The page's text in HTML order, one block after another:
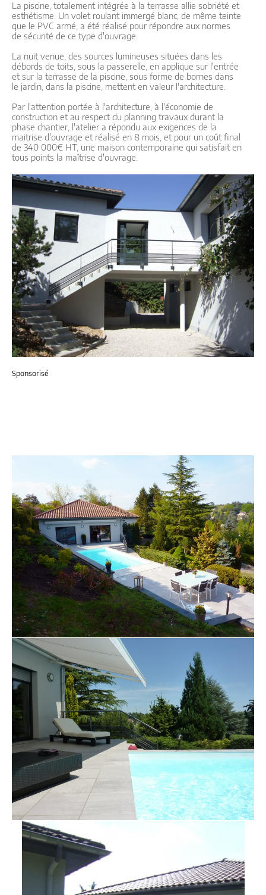
La piscine, totalement intégrée à la terrasse allie sobriété et
esthétisme. Un volet roulant immergé blanc, de même teinte
que le PVC armé, a été réalisé pour répondre aux normes
de sécurité de ce type d'ouvrage.
La nuit venue, des sources lumineuses situées dans les
débords de toits, sous la passerelle, en applique sur l'entrée
et sur la terrasse de la piscine, sous forme de bornes dans
le jardin, dans la piscine, mettent en valeur l'architecture.
Par l'attention portée à l'architecture, à l'économie de
construction et au respect du planning travaux durant la
phase chantier, l'atelier a répondu aux exigences de la
maitrise d'ouvrage et réalisé en 8 mois, et pour un coût final
de 340 000€ HT, une maison contemporaine qui satisfait en
tous points la maîtrise d'ouvrage.
Sponsorisé